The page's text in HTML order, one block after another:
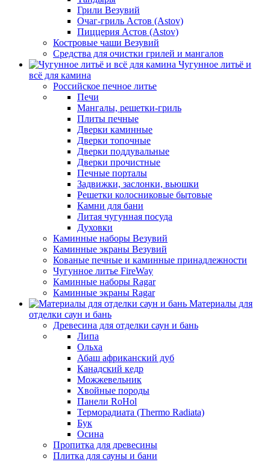
Грили Везувий
Очаг-гриль Астов (Astov)
Пиццерия Астов (Astov)
Костровые чаши Везувий
Средства для очистки грилей и мангалов
Чугунное литьё и
всё для камина
Российское печное литье
Печи
Мангалы, решетки-гриль
Плиты печные
Дверки каминные
Дверки топочные
Дверки поддувальные
Дверки прочистные
Печные порталы
Задвижки, заслонки, вьюшки
Решетки колосниковые бытовые
Камни для бани
Литая чугунная посуда
Духовки
Каминные наборы Везувий
Каминные экраны Везувий
Кованые печные и каминные принадлежности
Чугунное литье FireWay
Каминные наборы Ragar
Каминные экраны Ragar
Материалы для
отделки саун и бань
Древесина для отделки саун и бань
Липа
Ольха
Абаш африканский дуб
Канадский кедр
Можжевельник
Хвойные породы
Панели RoHol
Терморадиата (Thermo Radiata)
Бук
Осина
Пропитка для древесины
Плитка для сауны и бани